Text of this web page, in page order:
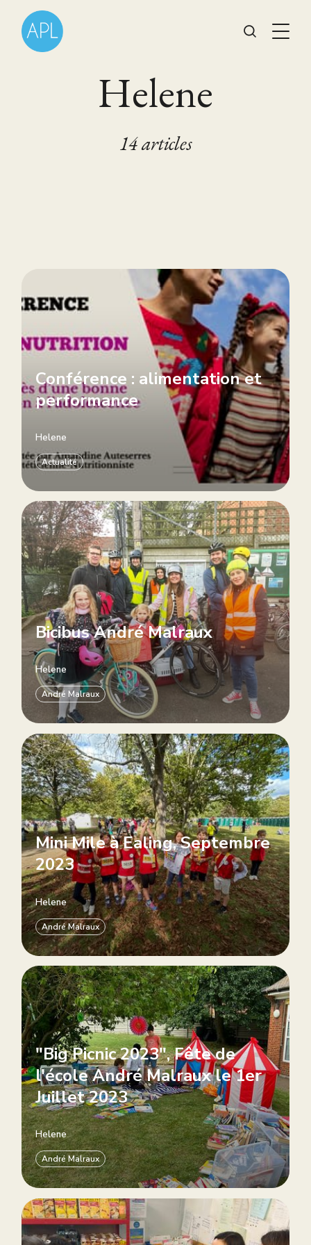
Helene
14 articles
Conférence : alimentation et
performance
Helene
Actualité
Bicibus André Malraux
Helene
André Malraux
Mini Mile à Ealing, Septembre
2023
Helene
André Malraux
"Big Picnic 2023", Fête de
l'école André Malraux le 1er
Juillet 2023
Helene
André Malraux